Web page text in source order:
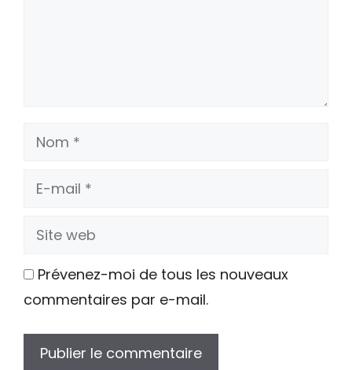
Nom
E-
Site
Prévenez-moi de tous les nouveaux
commentaires par e-mail.